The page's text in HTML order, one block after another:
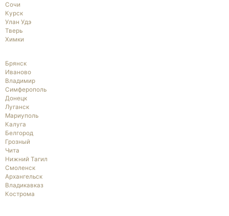
Сочи
Курск
Улан Удэ
Тверь
Химки
Брянск
Иваново
Владимир
Симферополь
Донецк
Луганск
Мариуполь
Калуга
Белгород
Грозный
Чита
Нижний Тагил
Смоленск
Архангельск
Владикавказ
Кострома